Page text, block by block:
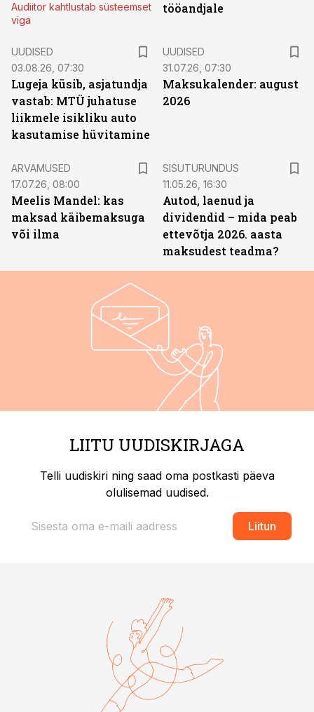
Audiitor kahtlustab süsteemset
viga
tööandjale
UUDISED
03.08.26, 07:30
Lugeja küsib, asjatundja
vastab: MTÜ juhatuse
liikmele isikliku auto
kasutamise hüvitamine
UUDISED
31.07.26, 07:30
Maksukalender: august
2026
ARVAMUSED
17.07.26, 08:00
Meelis Mandel: kas
maksad käibemaksuga
või ilma
SISUTURUNDUS
11.05.26, 16:30
Autod, laenud ja
dividendid – mida peab
ettevõtja 2026. aasta
maksudest teadma?
LIITU UUDISKIRJAGA
Telli uudiskiri ning saad oma postkasti päeva
olulisemad uudised.
Liitun